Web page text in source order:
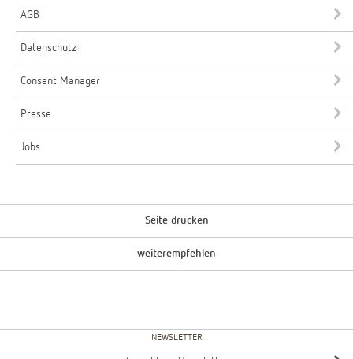
AGB
Datenschutz
Consent Manager
Presse
Jobs
Seite drucken
weiterempfehlen
NEWSLETTER